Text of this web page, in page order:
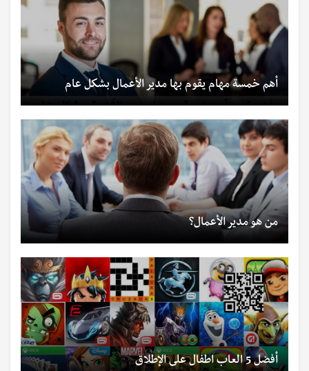
أهم خمسة مهام يقوم بها مدير الأعمال بشكل عام
من هو مدير الأعمال؟
أفضل 5 العاب اطفال على الإطلاق